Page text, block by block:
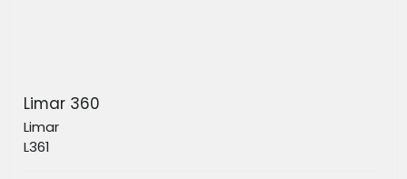
Limar 360
Limar
L361